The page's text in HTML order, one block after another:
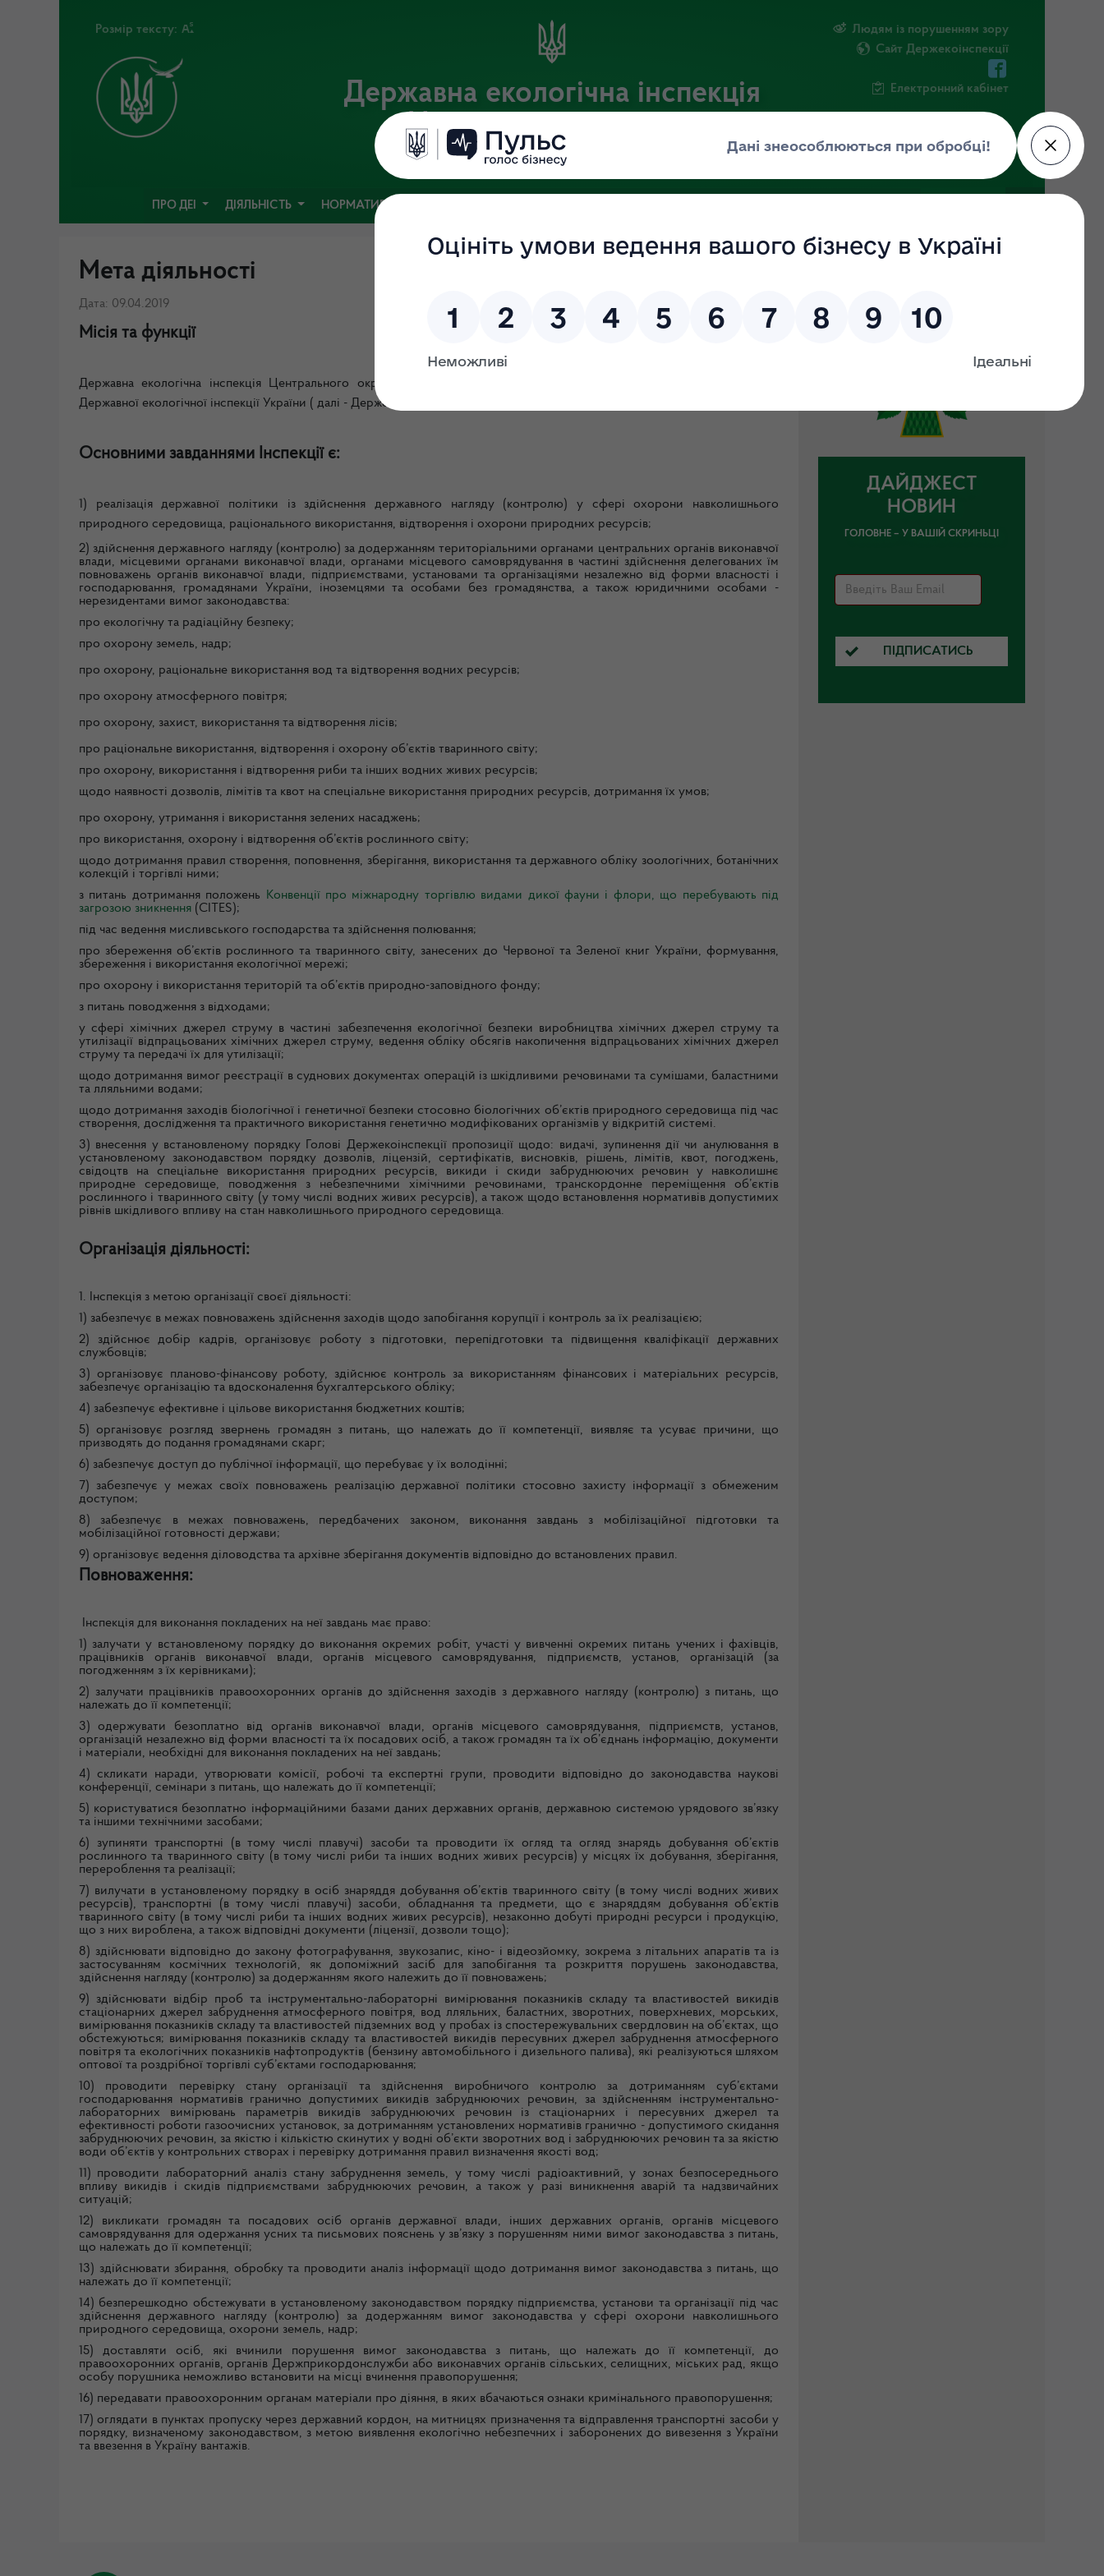
Розмір тексту:
Державна екологічна інспекція
Центрального округу
Офіційний веб-портал
Людям із порушенням зору
Сайт Держекоінспекції
Електронний кабінет
ПРО ДЕІ ДІЯЛЬНІСТЬ НОРМАТИВНА БАЗА
Мета діяльності
Дата: 09.04.2019
Місія та функції
Державна екологічна інспекція Центрального округу (далі - Інспекція)
Державної екологічної інспекції України ( далі - Держекоінспекція ) та їй підпорядковується.
Основними завданнями Інспекції є:
1) реалізація державної політики із здійснення державного нагляду (контролю) у сфері охорони навколишнього
природного середовища, раціонального використання, відтворення і охорони природних ресурсів;
2) здійснення державного нагляду (контролю) за додержанням територіальними органами центральних органів виконавчої
влади, місцевими органами виконавчої влади, органами місцевого самоврядування в частині здійснення делегованих їм
повноважень органів виконавчої влади, підприємствами, установами та організаціями незалежно від форми власності і
господарювання, громадянами України, іноземцями та особами без громадянства, а також юридичними особами -
нерезидентами вимог законодавства:
про екологічну та радіаційну безпеку;
про охорону земель, надр;
про охорону, раціональне використання вод та відтворення водних ресурсів;
про охорону атмосферного повітря;
про охорону, захист, використання та відтворення лісів;
про раціональне використання, відтворення і охорону об’єктів тваринного світу;
про охорону, використання і відтворення риби та інших водних живих ресурсів;
щодо наявності дозволів, лімітів та квот на спеціальне використання природних ресурсів, дотримання їх умов;
про охорону, утримання і використання зелених насаджень;
про використання, охорону і відтворення об’єктів рослинного світу;
щодо дотримання правил створення, поповнення, зберігання, використання та державного обліку зоологічних, ботанічних
колекцій і торгівлі ними;
з питань дотримання положень Конвенції про міжнародну торгівлю видами дикої фауни і флори, що перебувають під
загрозою зникнення (CITES);
під час ведення мисливського господарства та здійснення полювання;
про збереження об’єктів рослинного та тваринного світу, занесених до Червоної та Зеленої книг України, формування,
збереження і використання екологічної мережі;
про охорону і використання територій та об’єктів природно-заповідного фонду;
з питань поводження з відходами;
у сфері хімічних джерел струму в частині забезпечення екологічної безпеки виробництва хімічних джерел струму та
утилізації відпрацьованих хімічних джерел струму, ведення обліку обсягів накопичення відпрацьованих хімічних джерел
струму та передачі їх для утилізації;
щодо дотримання вимог реєстрації в суднових документах операцій із шкідливими речовинами та сумішами, баластними
та лляльними водами;
щодо дотримання заходів біологічної і генетичної безпеки стосовно біологічних об’єктів природного середовища під час
створення, дослідження та практичного використання генетично модифікованих організмів у відкритій системі.
3) внесення у встановленому порядку Голові Держекоінспекції пропозиції щодо: видачі, зупинення дії чи анулювання в
установленому законодавством порядку дозволів, ліцензій, сертифікатів, висновків, рішень, лімітів, квот, погоджень,
свідоцтв на спеціальне використання природних ресурсів, викиди і скиди забруднюючих речовин у навколишнє
природне середовище, поводження з небезпечними хімічними речовинами, транскордонне переміщення об’єктів
рослинного і тваринного світу (у тому числі водних живих ресурсів), а також щодо встановлення нормативів допустимих
рівнів шкідливого впливу на стан навколишнього природного середовища.
Організація діяльності:
1. Інспекція з метою організації своєї діяльності:
1) забезпечує в межах повноважень здійснення заходів щодо запобігання корупції і контроль за їх реалізацією;
2) здійснює добір кадрів, організовує роботу з підготовки, перепідготовки та підвищення кваліфікації державних
службовців;
3) організовує планово-фінансову роботу, здійснює контроль за використанням фінансових і матеріальних ресурсів,
забезпечує організацію та вдосконалення бухгалтерського обліку;
4) забезпечує ефективне і цільове використання бюджетних коштів;
5) організовує розгляд звернень громадян з питань, що належать до її компетенції, виявляє та усуває причини, що
призводять до подання громадянами скарг;
6) забезпечує доступ до публічної інформації, що перебуває у їх володінні;
7) забезпечує у межах своїх повноважень реалізацію державної політики стосовно захисту інформації з обмеженим
доступом;
8) забезпечує в межах повноважень, передбачених законом, виконання завдань з мобілізаційної підготовки та
мобілізаційної готовності держави;
9) організовує ведення діловодства та архівне зберігання документів відповідно до встановлених правил.
Повноваження:
Інспекція для виконання покладених на неї завдань має право:
1) залучати у встановленому порядку до виконання окремих робіт, участі у вивченні окремих питань учених і фахівців,
працівників органів виконавчої влади, органів місцевого самоврядування, підприємств, установ, організацій (за
погодженням з їх керівниками);
2) залучати працівників правоохоронних органів до здійснення заходів з державного нагляду (контролю) з питань, що
належать до її компетенції;
3) одержувати безоплатно від органів виконавчої влади, органів місцевого самоврядування, підприємств, установ,
організацій незалежно від форми власності та їх посадових осіб, а також громадян та їх об’єднань інформацію, документи
і матеріали, необхідні для виконання покладених на неї завдань;
4) скликати наради, утворювати комісії, робочі та експертні групи, проводити відповідно до законодавства наукові
конференції, семінари з питань, що належать до її компетенції;
5) користуватися безоплатно інформаційними базами даних державних органів, державною системою урядового зв’язку
та іншими технічними засобами;
6) зупиняти транспортні (в тому числі плавучі) засоби та проводити їх огляд та огляд знарядь добування об’єктів
рослинного та тваринного світу (в тому числі риби та інших водних живих ресурсів) у місцях їх добування, зберігання,
перероблення та реалізації;
7) вилучати в установленому порядку в осіб знаряддя добування об’єктів тваринного світу (в тому числі водних живих
ресурсів), транспортні (в тому числі плавучі) засоби, обладнання та предмети, що є знаряддям добування об’єктів
тваринного світу (в тому числі риби та інших водних живих ресурсів), незаконно добуті природні ресурси і продукцію,
що з них вироблена, а також відповідні документи (ліцензії, дозволи тощо);
8) здійснювати відповідно до закону фотографування, звукозапис, кіно- і відеозйомку, зокрема з літальних апаратів та із
застосуванням космічних технологій, як допоміжний засіб для запобігання та розкриття порушень законодавства,
здійснення нагляду (контролю) за додержанням якого належить до її повноважень;
9) здійснювати відбір проб та інструментально-лабораторні вимірювання показників складу та властивостей викидів
стаціонарних джерел забруднення атмосферного повітря, вод лляльних, баластних, зворотних, поверхневих, морських,
вимірювання показників складу та властивостей підземних вод у пробах із спостережувальних свердловин на об’єктах, що
обстежуються; вимірювання показників складу та властивостей викидів пересувних джерел забруднення атмосферного
повітря та екологічних показників нафтопродуктів (бензину автомобільного і дизельного палива), які реалізуються шляхом
оптової та роздрібної торгівлі суб’єктами господарювання;
10) проводити перевірку стану організації та здійснення виробничого контролю за дотриманням суб’єктами
господарювання нормативів гранично допустимих викидів забруднюючих речовин, за здійсненням інструментально-
лабораторних вимірювань параметрів викидів забруднюючих речовин із стаціонарних і пересувних джерел та
ефективності роботи газоочисних установок, за дотриманням установлених нормативів гранично - допустимого скидання
забруднюючих речовин, за якістю і кількістю скинутих у водні об’єкти зворотних вод і забруднюючих речовин та за якістю
води об’єктів у контрольних створах і перевірку дотримання правил визначення якості вод;
11) проводити лабораторний аналіз стану забруднення земель, у тому числі радіоактивний, у зонах безпосереднього
впливу викидів і скидів підприємствами забруднюючих речовин, а також у разі виникнення аварій та надзвичайних
ситуацій;
12) викликати громадян та посадових осіб органів державної влади, інших державних органів, органів місцевого
самоврядування для одержання усних та письмових пояснень у зв’язку з порушенням ними вимог законодавства з питань,
що належать до її компетенції;
13) здійснювати збирання, обробку та проводити аналіз інформації щодо дотримання вимог законодавства з питань, що
належать до її компетенції;
14) безперешкодно обстежувати в установленому законодавством порядку підприємства, установи та організації під час
здійснення державного нагляду (контролю) за додержанням вимог законодавства у сфері охорони навколишнього
природного середовища, охорони земель, надр;
15) доставляти осіб, які вчинили порушення вимог законодавства з питань, що належать до її компетенції, до
правоохоронних органів, органів Держприкордонслужби або виконавчих органів сільських, селищних, міських рад, якщо
особу порушника неможливо встановити на місці вчинення правопорушення;
16) передавати правоохоронним органам матеріали про діяння, в яких вбачаються ознаки кримінального правопорушення;
17) оглядати в пунктах пропуску через державний кордон, на митницях призначення та відправлення транспортні засоби у
порядку, визначеному законодавством, з метою виявлення екологічно небезпечних і заборонених до вивезення з України
та ввезення в Україну вантажів.
ДАЙДЖЕСТ
НОВИН
ГОЛОВНЕ – У ВАШІЙ СКРИНЬЦІ
ПІДПИСАТИСЬ